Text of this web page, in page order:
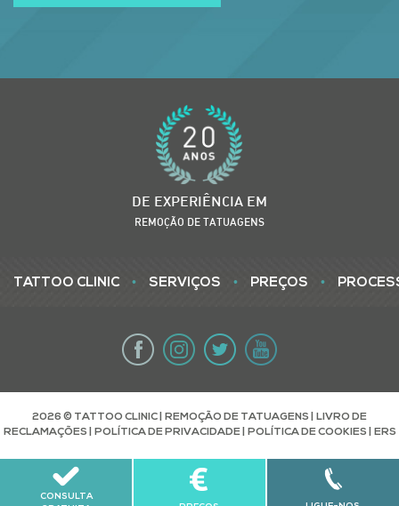
DE EXPERIÊNCIA EM
REMOÇÃO DE TATUAGENS
TATTOO CLINIC • SERVIÇOS • PREÇOS •
2026 © TATTOO CLINIC | REMOÇÃO DE TATUAGENS | LIVRO DE
RECLAMAÇÕES
POLÍTICA DE PRIVACIDADE| POLÍTICA DE COOKIES ERS
CONSULTA